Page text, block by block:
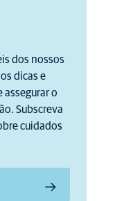
dos nossos
dicas e
assegurar o
Subscreva
cuidados